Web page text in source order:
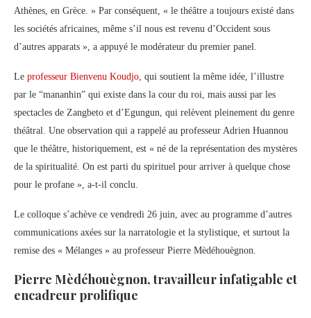
Athènes, en Grèce. » Par conséquent, « le théâtre a toujours existé dans
les sociétés africaines, même s’il nous est revenu d’Occident sous
d’autres apparats », a appuyé le modérateur du premier panel.
Le professeur Bienvenu Koudjo, qui soutient la même idée, l’illustre
par le “mananhin” qui existe dans la cour du roi, mais aussi par les
spectacles de Zangbeto et d’Egungun, qui relèvent pleinement du genre
théâtral. Une observation qui a rappelé au professeur Adrien Huannou
que le théâtre, historiquement, est « né de la représentation des mystères
de la spiritualité. On est parti du spirituel pour arriver à quelque chose
pour le profane », a-t-il conclu.
Le colloque s’achève ce vendredi 26 juin, avec au programme d’autres
communications axées sur la narratologie et la stylistique, et surtout la
remise des « Mélanges » au professeur Pierre Mèdéhouègnon.
Pierre Mèdéhouègnon, travailleur infatigable et
encadreur prolifique